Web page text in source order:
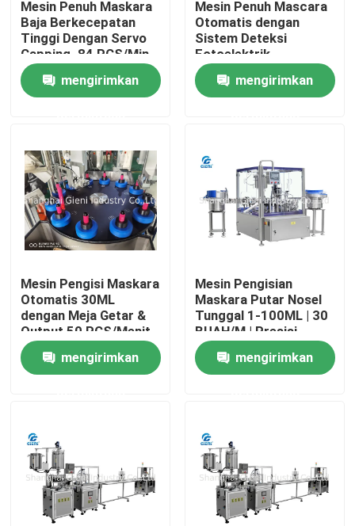
Rumah
Video
Tentang Kami
Kontrol Kualitas
Hubungi Kami
Kasus-kasus
blog
Mesin Penuh Maskara
Baja Berkecepatan
Tinggi Dengan Servo
Capping. 84 PCS/Min.
mengirimkan
Mesin Penuh Mascara
Otomatis dengan
Sistem Deteksi
Fotoelektrik
mengirimkan
Mesin Pengisi Maskara
Otomatis 30ML
dengan Meja Getar &
Output 50 PCS/Menit
mengirimkan
Mesin Pengisian
Maskara Putar Nosel
Tunggal 1-100ML | 30
BUAH/M | Presisi
Tinggi
mengirimkan